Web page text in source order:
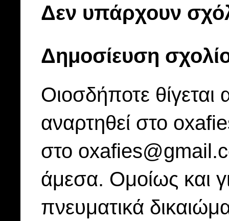
Δεν υπάρχουν
Δημοσίευση
Οιοσδήποτε
αναρτηθεί στο
στο
άμεσα. Ομοίως και
πνευματικά